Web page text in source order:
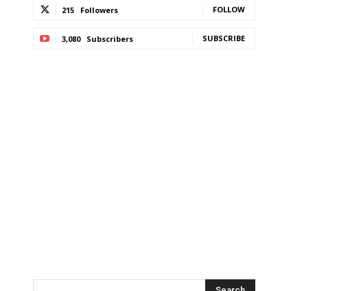
215 Followers FOLLOW
3,080 Subscribers SUBSCRIBE